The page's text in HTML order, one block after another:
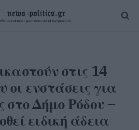
στις 14
οι ενστάσεις για
στο Δήμο Ρόδου –
ειδική άδεια